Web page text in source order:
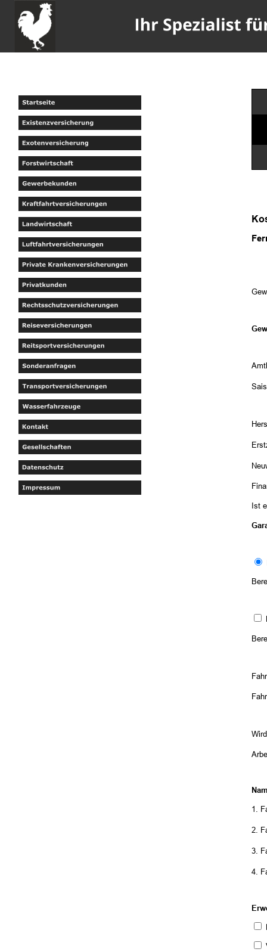
Ist
1.
2.
3.
4.